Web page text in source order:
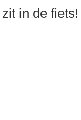
in de fiets!